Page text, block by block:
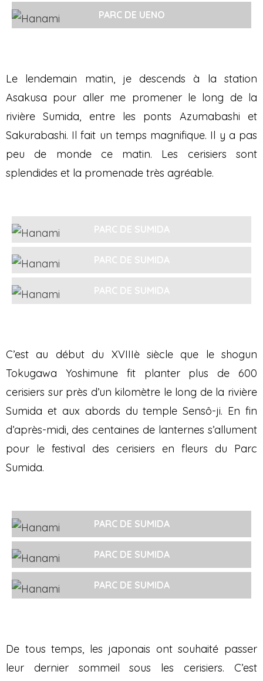
PARC DE UENO
Le lendemain matin, je descends à la station
Asakusa pour aller me promener le long de la
rivière Sumida, entre les ponts Azumabashi et
Sakurabashi. Il fait un temps magnifique. Il y a pas
peu de monde ce matin. Les cerisiers sont
splendides et la promenade très agréable.
PARC DE SUMIDA
PARC DE SUMIDA
PARC DE SUMIDA
C’est au début du XVIIIè siècle que le shogun
Tokugawa Yoshimune fit planter plus de 600
cerisiers sur près d’un kilomètre le long de la rivière
Sumida et aux abords du temple Sensô-ji. En fin
d’après-midi, des centaines de lanternes s’allument
pour le festival des cerisiers en fleurs du Parc
Sumida.
PARC DE SUMIDA
PARC DE SUMIDA
PARC DE SUMIDA
De tous temps, les japonais ont souhaité passer
leur dernier sommeil sous les cerisiers. C’est